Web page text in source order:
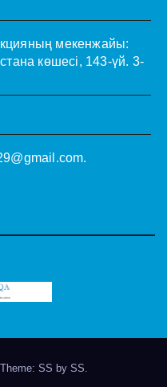
мекенжайы:
көшесі, 143-үй. 3-
.
Theme: SS by SS